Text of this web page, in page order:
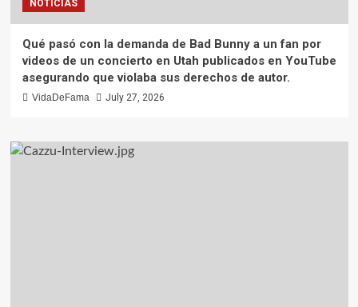
NOTICIAS
Qué pasó con la demanda de Bad Bunny a un fan por
videos de un concierto en Utah publicados en YouTube
asegurando que violaba sus derechos de autor.
VidaDeFama July 27, 2026